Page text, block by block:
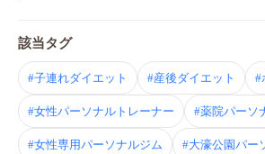
該当タグ
#子連れダイエット #産後ダイエット #
#女性パーソナルトレーナー #薬院パーソ
#女性専用パーソナルジム #大濠公園パー